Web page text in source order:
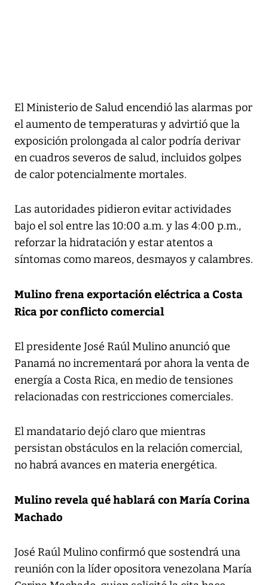
El Ministerio de Salud encendió las alarmas por
el aumento de temperaturas y advirtió que la
exposición prolongada al calor podría derivar
en cuadros severos de salud, incluidos golpes
de calor potencialmente mortales.
Las autoridades pidieron evitar actividades
bajo el sol entre las 10:00 a.m. y las 4:00 p.m.,
reforzar la hidratación y estar atentos a
síntomas como mareos, desmayos y calambres.
Mulino frena exportación eléctrica a Costa
Rica por conflicto comercial
El presidente José Raúl Mulino anunció que
Panamá no incrementará por ahora la venta de
energía a Costa Rica, en medio de tensiones
relacionadas con restricciones comerciales.
El mandatario dejó claro que mientras
persistan obstáculos en la relación comercial,
no habrá avances en materia energética.
Mulino revela qué hablará con María Corina
Machado
José Raúl Mulino confirmó que sostendrá una
reunión con la líder opositora venezolana María